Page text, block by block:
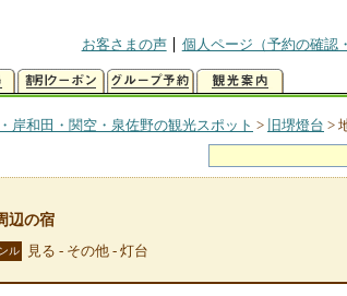
お客さまの声
個人ページ（予約の確認
岸和田・関空・泉佐野の観光スポット > 旧堺燈台 >
辺の宿
ル 見る - その他 - 灯台